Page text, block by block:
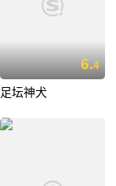
6.4
足坛神犬